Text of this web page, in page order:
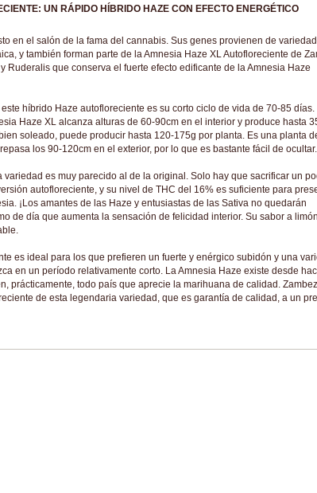
UN RÁPIDO HÍBRIDO HAZE CON EFECTO ENERGÉTICO
en el salón de la fama del cannabis. Sus genes provienen de
y también forman parte de la Amnesia Haze XL Autofloreciente de
Ruderalis que conserva el fuerte efecto edificante de la Amnesia Haze
híbrido Haze autofloreciente es su corto ciclo de vida de 70-85 días.
Haze XL alcanza alturas de 60-90cm en el interior y produce hasta
soleado, puede producir hasta 120-175g por planta. Es una planta
los 90-120cm en el exterior, por lo que es bastante fácil de ocultar.
variedad es muy parecido al de la original. Solo hay que sacrificar un
autofloreciente, y su nivel de THC del 16% es suficiente para
¡Los amantes de las Haze y entusiastas de las Sativa no quedarán
de día que aumenta la sensación de felicidad interior. Su sabor a
es ideal para los que prefieren un fuerte y enérgico subidón y una
en un período relativamente corto. La Amnesia Haze existe desde
prácticamente, todo país que aprecie la marihuana de calidad.
de esta legendaria variedad, que es garantía de calidad, a un